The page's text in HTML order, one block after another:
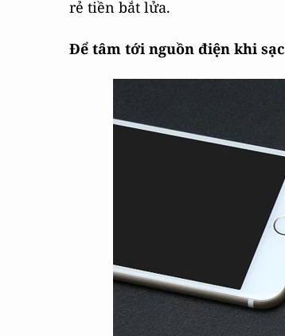
rẻ tiền bắt lửa.
Để tâm tới nguồn điện khi sạc